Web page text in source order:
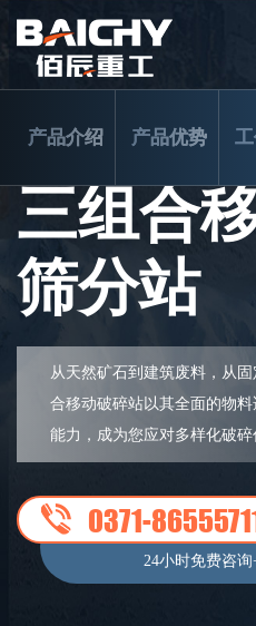
三组合
筛分站
从天然矿石到建筑废料，从
合移动破碎站以其全面的物
能力，成为您应对多样化破碎
0371-
24小时免费咨
产品介绍 产品优势